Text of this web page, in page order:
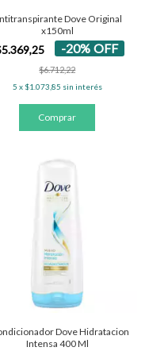
Dove Original
x150ml
-20% OFF
$6.712,22
5 x $1.073,85 sin interés
Dove Hidratacion
Intensa 400 Ml